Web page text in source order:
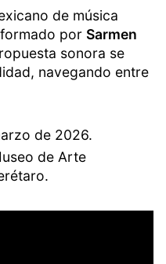
de música
por Sarmen
sonora se
navegando entre
de 2026.
de Arte